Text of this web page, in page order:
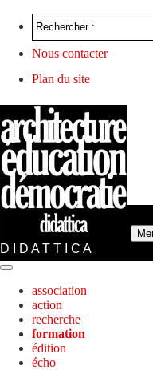
Nous contacter
Plan du site
D I D A T T I C A
association
action
recherche
formation
édition
écho